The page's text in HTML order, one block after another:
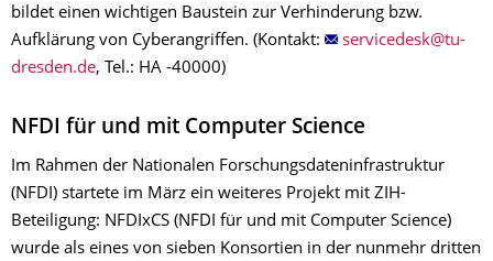
bildet einen wichtigen Baustein zur Verhinderung bzw.
Aufklärung von Cyberangriffen. (Kontakt:
, Tel.: HA -40000)
NFDI für und mit Computer Science
Im Rahmen der Nationalen Forschungsdateninfrastruktur
(NFDI) startete im März ein weiteres Projekt mit ZIH-
Beteiligung: NFDIxCS (NFDI für und mit Computer Science)
wurde als eines von sieben Konsortien in der nunmehr dritten